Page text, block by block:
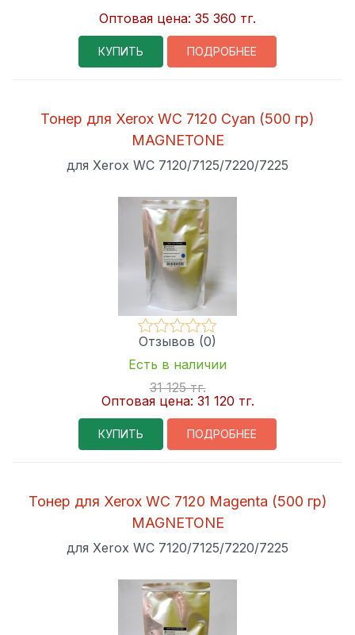
Оптовая цена: 35 360 тг.
КУПИТЬ ПОДРОБНЕЕ
Тонер для Xerox WC 7120 Cyan (500 гр)
MAGNETONE
для Xerox WC 7120/7125/7220/7225
Отзывов (0)
Есть в наличии
31 125 тг.
Оптовая цена: 31 120 тг.
КУПИТЬ ПОДРОБНЕЕ
Тонер для Xerox WC 7120 Magenta (500 гр)
MAGNETONE
для Xerox WC 7120/7125/7220/7225